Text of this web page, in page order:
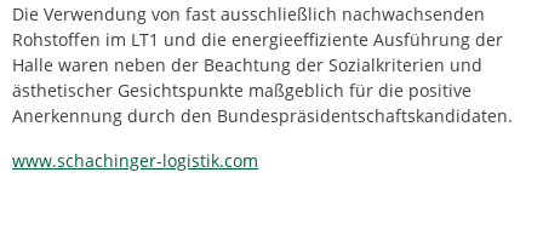
Die Verwendung von fast ausschließlich nachwachsenden
Rohstoffen im LT1 und die energieeffiziente Ausführung der
Halle waren neben der Beachtung der Sozialkriterien und
ästhetischer Gesichtspunkte maßgeblich für die positive
Anerkennung durch den Bundespräsidentschaftskandidaten.
www.schachinger-logistik.com